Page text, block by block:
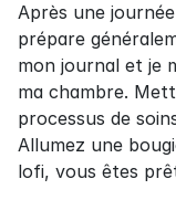
Après une
prépare
mon journal et je
ma chambre.
processus de
Allumez une
lofi, vous êtes